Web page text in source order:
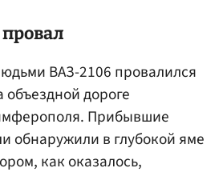
ВАЗ-2106 провалился
дороге
Прибывшие
обнаружили в глубокой яме
как оказалось,